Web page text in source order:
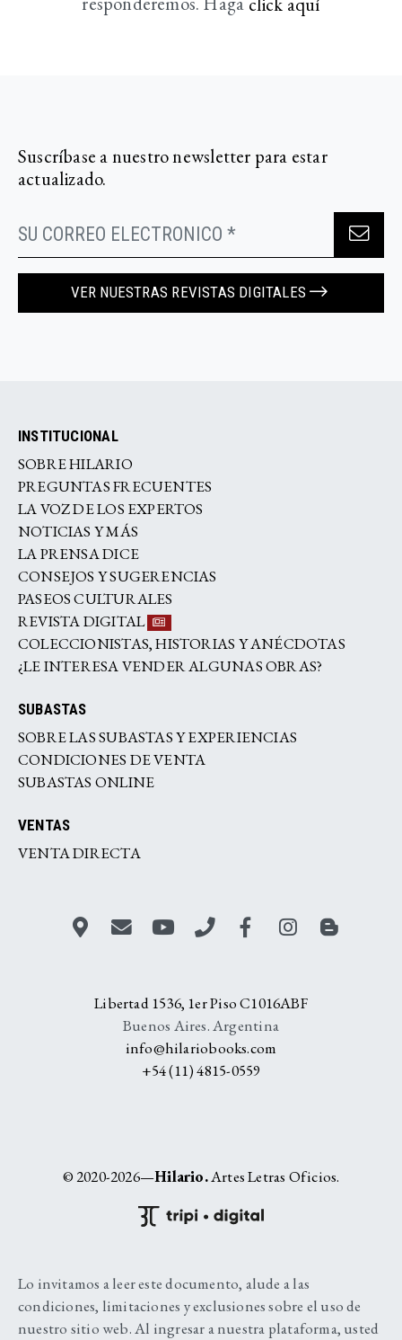
Suscríbase a nuestro newsletter para estar
actualizado.
VER NUESTRAS REVISTAS DIGITALES
INSTITUCIONAL
SOBRE HILARIO
PREGUNTAS FRECUENTES
LA VOZ DE LOS EXPERTOS
NOTICIAS Y MÁS
LA PRENSA DICE
CONSEJOS Y SUGERENCIAS
PASEOS CULTURALES
REVISTA DIGITAL
COLECCIONISTAS, HISTORIAS Y ANÉCDOTAS
¿LE INTERESA VENDER ALGUNAS OBRAS?
SUBASTAS
SOBRE LAS SUBASTAS Y EXPERIENCIAS
CONDICIONES DE VENTA
SUBASTAS ONLINE
VENTAS
VENTA DIRECTA
Libertad 1536, 1er Piso C1016ABF
Buenos Aires. Argentina
info@hilariobooks.com
+54 (11) 4815-0559
© 2020-2026—Hilario.Artes Letras Oficios.
Lo invitamos a leer este documento, alude a las
condiciones, limitaciones y exclusiones sobre el uso de
nuestro sitio web. Al ingresar a nuestra plataforma, usted